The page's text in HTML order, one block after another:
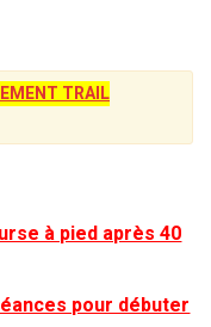
TRAIL
à pied après 40
pour débuter